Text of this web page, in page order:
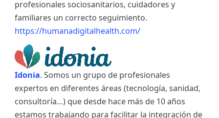
profesionales sociosanitarios, cuidadores y
familiares un correcto seguimiento.
https://humanadigitalhealth.com/
Idonia. Somos un grupo de profesionales
expertos en diferentes áreas (tecnología, sanidad,
consultoría…) que desde hace más de 10 años
estamos trabajando para facilitar la integración de